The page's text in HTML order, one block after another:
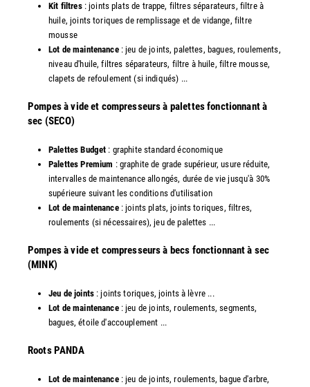
Kit filtres: joints plats de trappe, filtres séparateurs, filtre à
huile, joints toriques de remplissage et de vidange, filtre
mousse
Lot de maintenance: jeu de joints, palettes, bagues, roulements,
niveau d'huile, filtres séparateurs, filtre à huile, filtre mousse,
clapets de refoulement (si indiqués) ...
​Pompes à vide et compresseurs à palettes fonctionnant à
sec (SECO)
Palettes Budget : graphite standard économique
Palettes Premium : graphite de grade supérieur, usure réduite,
intervalles de maintenance allongés, durée de vie jusqu'à 30%
supérieure suivant les conditions d'utilisation
Lot de maintenance: joints plats, joints toriques, filtres,
roulements (si nécessaires), jeu de palettes ...
Pompes à vide et compresseurs à becs fonctionnant à sec
(MINK)
Jeu de joints: joints toriques, joints à lèvre ...
Lot de maintenance: jeu de joints, roulements, segments,
bagues, étoile d'accouplement ...
​Roots PANDA
Lot de maintenance: jeu de joints, roulements, bague d'arbre,